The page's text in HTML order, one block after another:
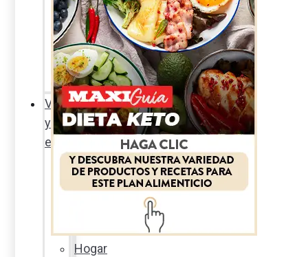
Sexualidad
responsable
En
la
percha
Vida
y
estilo
Productos
nuevos
Hogar